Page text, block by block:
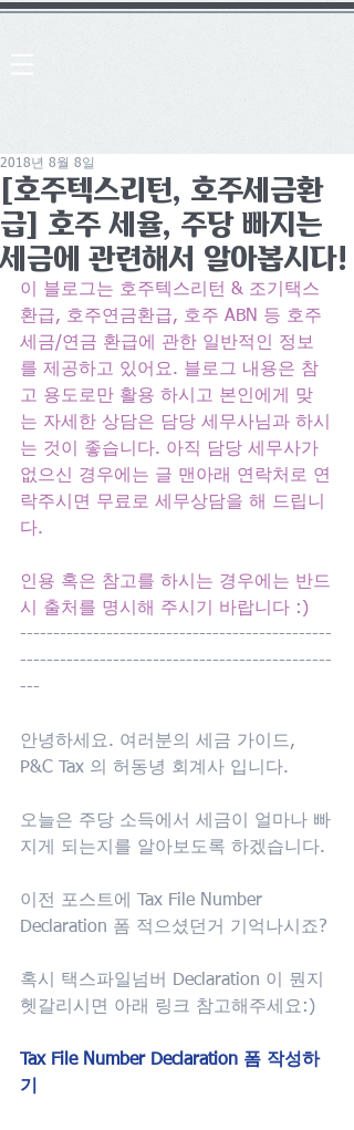
[호주텍스리턴, 호주세금환
급] 호주 세율, 주당 빠지는
세금에 관련해서 알아봅시다!
2018년 8월 8일
이 블로그는 호주텍스리턴 & 조기택스
환급, 호주연금환급, 호주 ABN 등 호주
세금/연금 환급에 관한 일반적인 정보
를 제공하고 있어요. 블로그 내용은 참
고 용도로만 활용 하시고 본인에게 맞
는 자세한 상담은 담당 세무사님과 하시
는 것이 좋습니다. 아직 담당 세무사가
없으신 경우에는 글 맨아래 연락처로 연
락주시면 무료로 세무상담을 해 드립니
다.
인용 혹은 참고를 하시는 경우에는 반드
시 출처를 명시해 주시기 바랍니다 :)
-----------------------------------------------
-----------------------------------------------
---
안녕하세요. 여러분의 세금 가이드,
P&C Tax 의 허동녕 회계사 입니다.
오늘은 주당 소득에서 세금이 얼마나 빠
지게 되는지를 알아보도록 하겠습니다.
이전 포스트에 Tax File Number
Declaration 폼 적으셨던거 기억나시죠?
혹시 택스파일넘버 Declaration 이 뭔지
헷갈리시면 아래 링크 참고해주세요:)
Tax File Number Declaration 폼 작성하
기